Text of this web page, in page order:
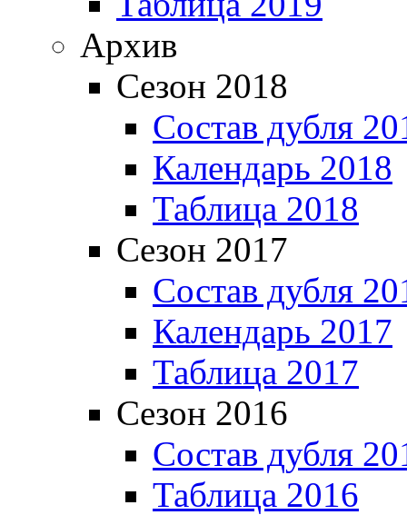
Архив
Сезон 2018
Состав дубля
Календарь 2018
Таблица 2018
Сезон 2017
Состав дубля
Календарь 2017
Таблица 2017
Сезон 2016
Состав дубля
Таблица 2016